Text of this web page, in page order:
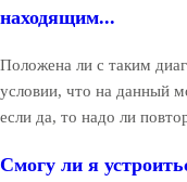
находящим...
Положена ли с таким
условии, что на данный
если да, то надо ли
Смогу ли я